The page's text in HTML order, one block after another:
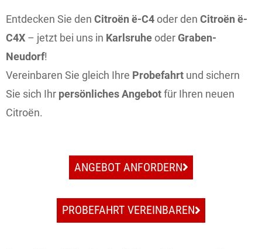
Entdecken Sie den Citroën ë-C4oder den Citroën ë-
C4X – jetzt bei uns in KarlsruheoderGraben-
Neudorf!
Vereinbaren Sie gleich Ihre Probefahrt und sichern
Sie sich Ihr persönliches Angebotfür Ihren neuen
Citroën.
ANGEBOT ANFORDERN
PROBEFAHRT VEREINBAREN